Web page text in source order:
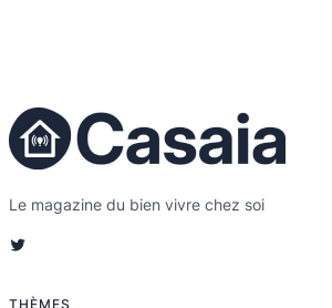
Le magazine du bien vivre chez soi
Twitter
THÈMES